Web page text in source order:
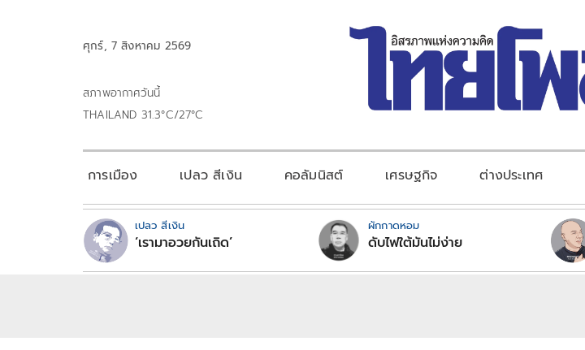
ศุกร์, 7 สิงหาคม 2569
สภาพอากาศวันนี้
THAILAND 31.3°C/27°C
การเมือง เปลว สีเงิน คอลัมนิสต์ เศรษฐกิจ ต่างประเทศ
เปลว สีเงิน
‘เรามาอวยกันเถิด’
ผักกาดหอม
ดับไฟใต้มันไม่ง่าย